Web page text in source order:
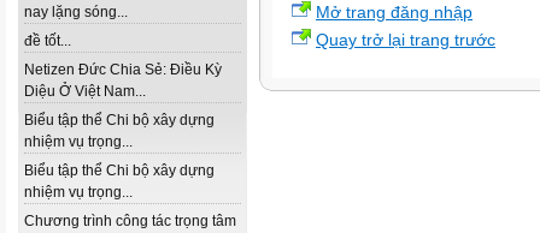
nay lặng sóng...
đề tốt...
Netizen Đức Chia Sẻ: Điều Kỳ
Diệu Ở Việt Nam...
Biểu tập thể Chi bộ xây dựng
nhiệm vụ trọng...
Biểu tập thể Chi bộ xây dựng
nhiệm vụ trọng...
Chương trình công tác trọng tâm
Mở trang đăng nhập
Quay trở lại trang trước